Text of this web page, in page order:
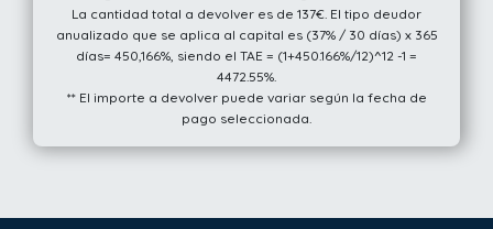
La cantidad total a devolver es de 137€. El tipo deudor
anualizado que se aplica al capital es (37% / 30 días) x 365
días= 450,166%, siendo el TAE = (1+450.166%/12)^12 -1 =
4472.55%.
** El importe a devolver puede variar según la fecha de
pago seleccionada.